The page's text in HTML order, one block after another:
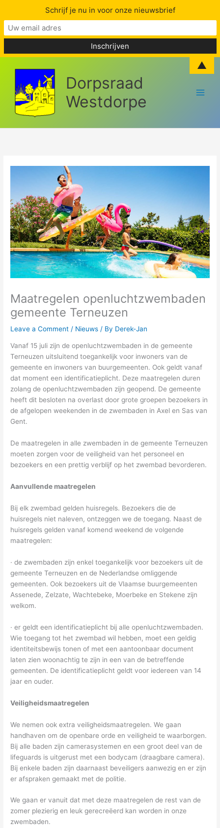
content
Dorpsraad
Westdorpe
Maatregelen openluchtzwembaden
gemeente Terneuzen
Leave a Comment / Nieuws / By Derek-Jan
Vanaf 15 juli zijn de openluchtzwembaden in de gemeente
Terneuzen uitsluitend toegankelijk voor inwoners van de
gemeente en inwoners van buurgemeenten. Ook geldt vanaf
dat moment een identificatieplicht. Deze maatregelen duren
zolang de openluchtzwembaden zijn geopend. De gemeente
heeft dit besloten na overlast door grote groepen bezoekers in
de afgelopen weekenden in de zwembaden in Axel en Sas van
Gent.
De maatregelen in alle zwembaden in de gemeente Terneuzen
moeten zorgen voor de veiligheid van het personeel en
bezoekers en een prettig verblijf op het zwembad bevorderen.
Aanvullende maatregelen
Bij elk zwembad gelden huisregels. Bezoekers die de
huisregels niet naleven, ontzeggen we de toegang. Naast de
huisregels gelden vanaf komend weekend de volgende
maatregelen:
· de zwembaden zijn enkel toegankelijk voor bezoekers uit de
gemeente Terneuzen en de Nederlandse omliggende
gemeenten. Ook bezoekers uit de Vlaamse buurgemeenten
Assenede, Zelzate, Wachtebeke, Moerbeke en Stekene zijn
welkom.
· er geldt een identificatieplicht bij alle openluchtzwembaden.
Wie toegang tot het zwembad wil hebben, moet een geldig
identiteitsbewijs tonen of met een aantoonbaar document
laten zien woonachtig te zijn in een van de betreffende
gemeenten. De identificatieplicht geldt voor iedereen van 14
jaar en ouder.
Veiligheidsmaatregelen
We nemen ook extra veiligheidsmaatregelen. We gaan
handhaven om de openbare orde en veiligheid te waarborgen.
Bij alle baden zijn camerasystemen en een groot deel van de
lifeguards is uitgerust met een bodycam (draagbare camera).
Bij enkele baden zijn daarnaast beveiligers aanwezig en er zijn
er afspraken gemaakt met de politie.
We gaan er vanuit dat met deze maatregelen de rest van de
zomer plezierig en leuk gerecreëerd kan worden in onze
zwembaden.
Schrijf je nu in voor onze nieuwsbrief
▲